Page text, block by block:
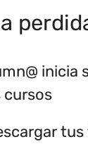
inicia
cursos